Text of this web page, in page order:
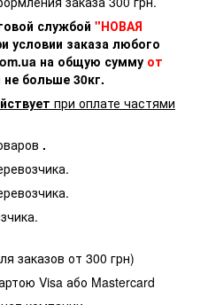
службой "НОВАЯ
условии заказа любого
на общую сумму от
больше 30кг.
при оплате частями
.
заказов от 300 грн)
Visa або Mastercard